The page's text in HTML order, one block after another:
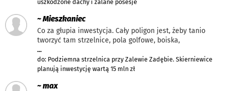
uszkodzone dachy i zalane posesje
~ Mieszkaniec
Co za głupia inwestycja. Cały poligon jest, żeby tanio
tworzyć tam strzelnice, pola golfowe, boiska,
...
do: Podziemna strzelnica przy Zalewie Zadębie. Skierniewice
planują inwestycję wartą 15 mln zł
~ max